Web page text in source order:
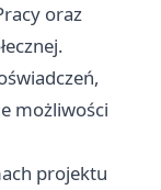
oraz
możliwości
projektu